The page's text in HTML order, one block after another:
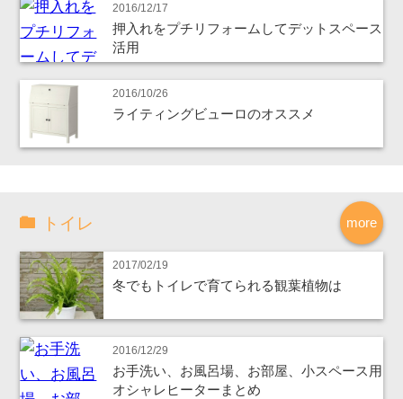
2016/12/17
押入れをプチリフォームしてデットスペース
活用
2016/10/26
ライティングビューロのオススメ
more
トイレ
2017/02/19
冬でもトイレで育てられる観葉植物は
2016/12/29
お手洗い、お風呂場、お部屋、小スペース用
オシャレヒーターまとめ